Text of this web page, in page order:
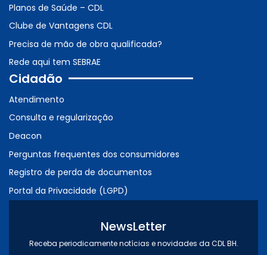
Planos de Saúde – CDL
Clube de Vantagens CDL
Precisa de mão de obra qualificada?
Rede aqui tem SEBRAE
Cidadão
Atendimento
Consulta e regularização
Deacon
Perguntas frequentes dos consumidores
Registro de perda de documentos
Portal da Privacidade (LGPD)
NewsLetter
Receba periodicamente notícias e novidades da CDL BH.